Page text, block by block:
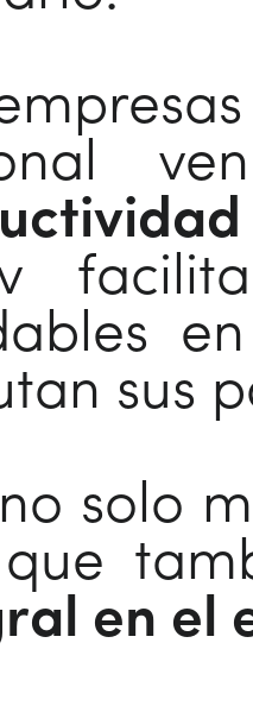
sus
solo
en el